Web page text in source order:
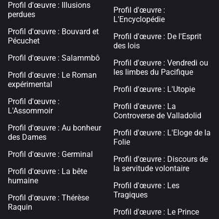
Profil d'œuvre : Illusions
perdues
Profil d'œuvre : Bouvard et
Pécuchet
Profil d'œuvre : Salammbô
Profil d'œuvre : Le Roman
expérimental
Profil d'œuvre :
L'Assommoir
Profil d'œuvre : Au bonheur
des Dames
Profil d'œuvre : Germinal
Profil d'œuvre : La bête
humaine
Profil d'œuvre : Thérèse
Raquin
Profil d'œuvre :
L'Encyclopédie
Profil d'œuvre : De l'Esprit
des lois
Profil d'œuvre : Vendredi ou
les limbes du Pacifique
Profil d'œuvre : L'Utopie
Profil d'œuvre : La
Controverse de Valladolid
Profil d'œuvre : L'Eloge de la
Folie
Profil d'œuvre : Discours de
la servitude volontaire
Profil d'œuvre : Les
Tragiques
Profil d'œuvre : Le Prince